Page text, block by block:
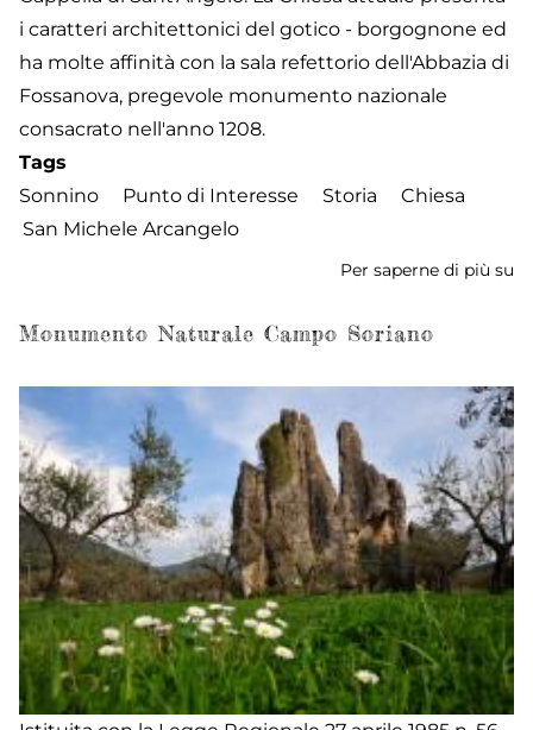
i caratteri architettonici del gotico - borgognone ed
ha molte affinità con la sala refettorio dell'Abbazia di
Fossanova, pregevole monumento nazionale
consacrato nell'anno 1208.
Tags
Sonnino
Punto di Interesse Storia
Chiesa
San Michele Arcangelo
Per saperne di più su
Monumento Naturale Campo Soriano